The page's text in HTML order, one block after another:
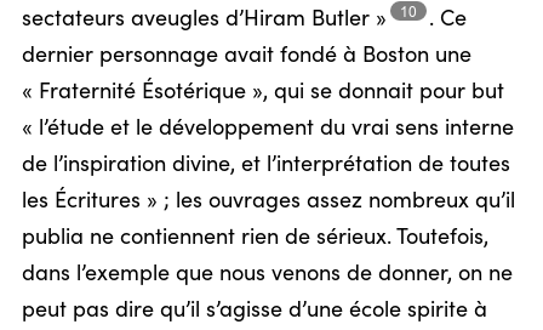
sectateurs aveugles d’Hiram Butler » 10 .Ce
dernier personnage avait fondé à Boston une
« Fraternité Ésotérique », qui se donnait pour but
« l’étude et le développement du vrai sens interne
de l’inspiration divine, et l’interprétation de toutes
les Écritures » ; les ouvrages assez nombreux qu’il
publia ne contiennent rien de sérieux. Toutefois,
dans l’exemple que nous venons de donner, on ne
peut pas dire qu’il s’agisse d’une école spirite à